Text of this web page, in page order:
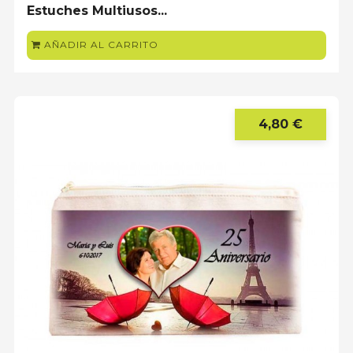
Estuches Multiusos...
AÑADIR AL CARRITO
4,80 €